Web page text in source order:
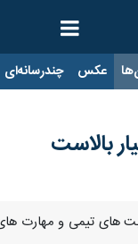
عکس چندرسانه‌ای
بالاست
های تیمی و مهارت